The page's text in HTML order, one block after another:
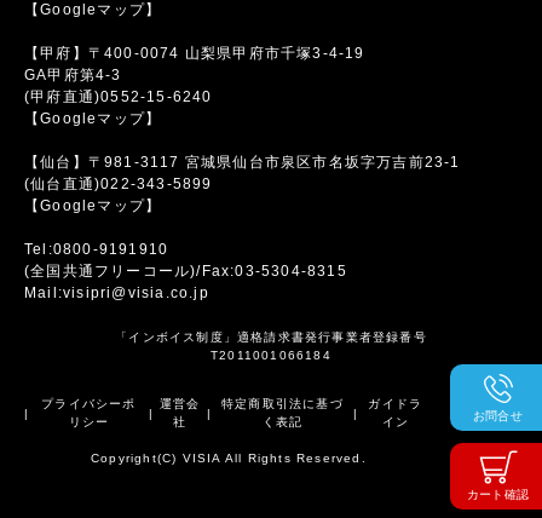
カート確認
お問合せ
【Googleマップ】
【甲府】〒400-0074 山梨県甲府市千塚3-4-19
GA甲府第4-3
(甲府直通)0552-15-6240
【Googleマップ】
【仙台】〒981-3117 宮城県仙台市泉区市名坂字万吉前23-1
(仙台直通)022-343-5899
【Googleマップ】
Tel:0800-9191910
(全国共通フリーコール)/Fax:03-5304-8315
Mail:visipri@visia.co.jp
「インボイス制度」適格請求書発行事業者登録番号
T2011001066184
|
プライバシーポ
リシー
|
運営会
社
|
特定商取引法に基づ
く表記
|
ガイドラ
イン
Copyright(C) VISIA All Rights Reserved.